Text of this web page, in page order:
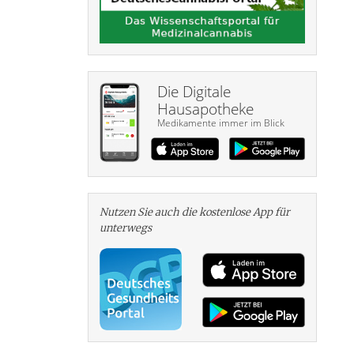
Die Digitale
Hausapotheke
Medikamente immer im Blick
Nutzen Sie auch die kosten­lose App für
unterwegs